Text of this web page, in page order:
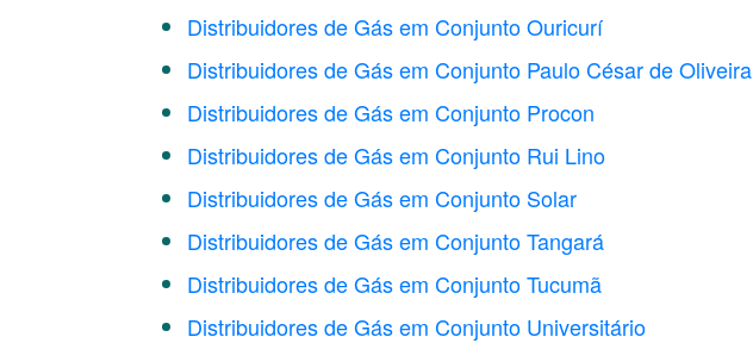
Distribuidores de Gás em Conjunto Ouricurí
Distribuidores de Gás em Conjunto Paulo César de Oliveira
Distribuidores de Gás em Conjunto Procon
Distribuidores de Gás em Conjunto Rui Lino
Distribuidores de Gás em Conjunto Solar
Distribuidores de Gás em Conjunto Tangará
Distribuidores de Gás em Conjunto Tucumã
Distribuidores de Gás em Conjunto Universitário